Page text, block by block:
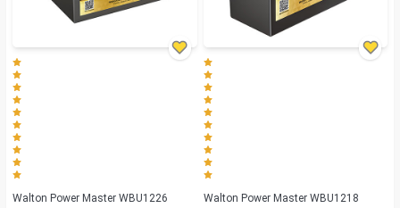
Walton Power Master WBU1226 Walton Power Master WBU1218